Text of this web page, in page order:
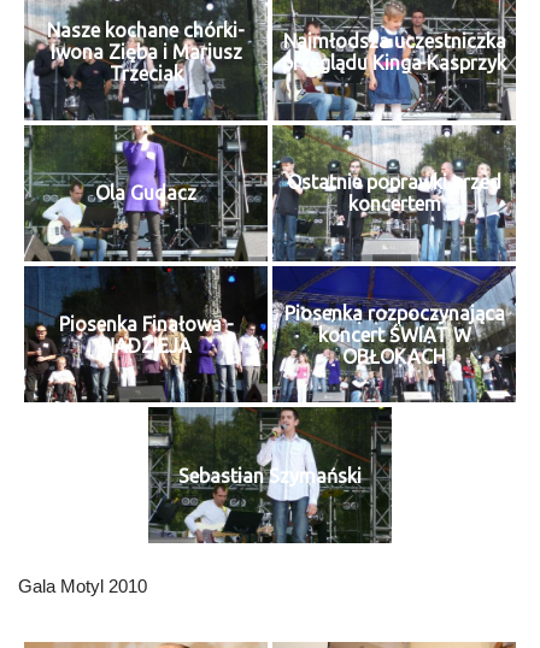
Nasze kochane chórki-
Iwona Zięba i Mariusz
Trzeciak
Najmłodsza uczestniczka
przeglądu Kinga Kasprzyk
Ola Gudacz
Ostatnie poprawki przed
koncertem
Piosenka Finałowa -
NADZIEJA
Piosenka rozpoczynająca
koncert ŚWIAT W
OBŁOKACH
Sebastian Szymański
Gala Motyl 2010